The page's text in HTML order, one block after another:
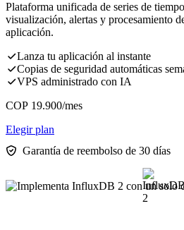
Plataforma unificada de series de
visualización, alertas y procesamiento
aplicación.
Lanza tu aplicación al instante
Copias de seguridad automáticas
VPS administrado con IA
COP 19.900/mes
Elegir plan
Garantía de reembolso de 30 días